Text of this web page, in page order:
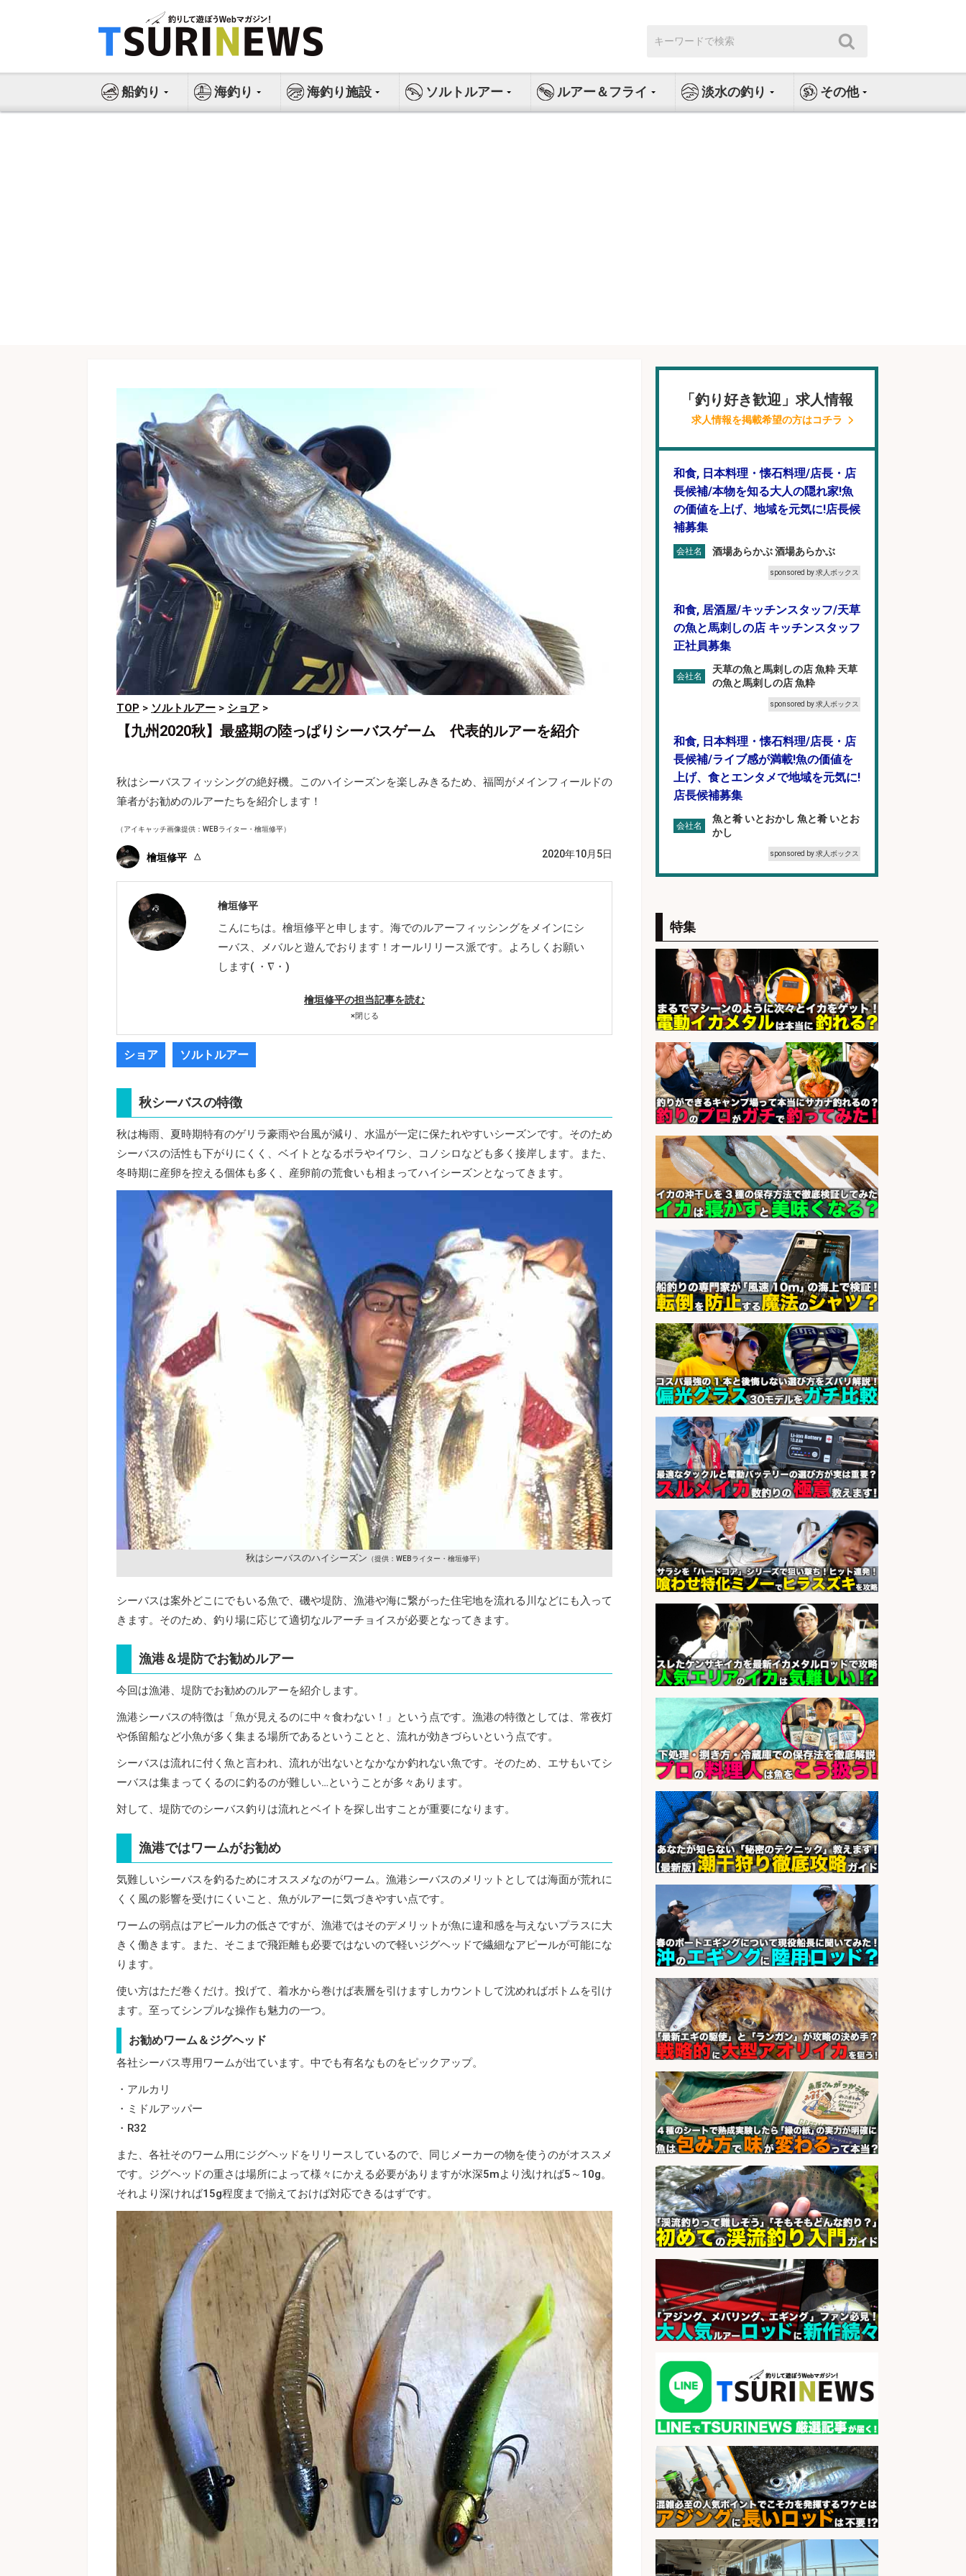
ス
索:
船釣り 海釣り 海釣り施設 ソルトルアー ルアー＆フライ 淡水の釣り その他
TOP > ソルトルアー > ショア >
【九州2020秋】最盛期の陸っぱりシーバスゲーム 代表的ルアーを紹介
秋はシーバスフィッシングの絶好機。このハイシーズンを楽しみきるため、福岡がメインフィールドの
筆者がお勧めのルアーたちを紹介します！
（アイキャッチ画像提供：WEBライター・檜垣修平）
檜垣修平 2020年10月5日
檜垣修平
こんにちは。檜垣修平と申します。海でのルアーフィッシングをメインにシ
ーバス、メバルと遊んでおります！オールリリース派です。よろしくお願い
します( ・∇・)
檜垣修平の担当記事を読む
×閉じる
ショア ソルトルアー
秋シーバスの特徴
秋は梅雨、夏時期特有のゲリラ豪雨や台風が減り、水温が一定に保たれやすいシーズンです。そのため
シーバスの活性も下がりにくく、ベイトとなるボラやイワシ、コノシロなども多く接岸します。また、
冬時期に産卵を控える個体も多く、産卵前の荒食いも相まってハイシーズンとなってきます。
秋はシーバスのハイシーズン （提供：WEBライター・檜垣修平）
シーバスは案外どこにでもいる魚で、磯や堤防、漁港や海に繋がった住宅地を流れる川などにも入って
きます。そのため、釣り場に応じて適切なルアーチョイスが必要となってきます。
漁港＆堤防でお勧めルアー
今回は漁港、堤防でお勧めのルアーを紹介します。
漁港シーバスの特徴は「魚が見えるのに中々食わない！」という点です。漁港の特徴としては、常夜灯
や係留船など小魚が多く集まる場所であるということと、流れが効きづらいという点です。
シーバスは流れに付く魚と言われ、流れが出ないとなかなか釣れない魚です。そのため、エサもいてシ
ーバスは集まってくるのに釣るのが難しい…ということが多々あります。
対して、堤防でのシーバス釣りは流れとベイトを探し出すことが重要になります。
漁港ではワームがお勧め
気難しいシーバスを釣るためにオススメなのがワーム。漁港シーバスのメリットとしては海面が荒れに
くく風の影響を受けにくいこと、魚がルアーに気づきやすい点です。
ワームの弱点はアピール力の低さですが、漁港ではそのデメリットが魚に違和感を与えないプラスに大
きく働きます。また、そこまで飛距離も必要ではないので軽いジグヘッドで繊細なアピールが可能にな
ります。
使い方はただ巻くだけ。投げて、着水から巻けば表層を引けますしカウントして沈めればボトムを引け
ます。至ってシンプルな操作も魅力の一つ。
お勧めワーム＆ジグヘッド
各社シーバス専用ワームが出ています。中でも有名なものをピックアップ。
・アルカリ
・ミドルアッパー
・R32
また、各社そのワーム用にジグヘッドをリリースしているので、同じメーカーの物を使うのがオススメ
です。ジグヘッドの重さは場所によって様々にかえる必要がありますが水深5mより浅ければ5～10g。
それより深ければ15g程度まで揃えておけば対応できるはずです。
「釣り好き歓迎」求人情報
求人情報を掲載希望の方はコチラ
和食, 日本料理・懐石料理/店長・店
長候補/本物を知る大人の隠れ家!魚
の価値を上げ、地域を元気に!店長候
補募集
会社名 酒場あらかぶ 酒場あらかぶ
sponsored by 求人ボックス
和食, 居酒屋/キッチンスタッフ/天草
の魚と馬刺しの店 キッチンスタッフ
正社員募集
会社名
天草の魚と馬刺しの店 魚粋 天草
の魚と馬刺しの店 魚粋
sponsored by 求人ボックス
和食, 日本料理・懐石料理/店長・店
長候補/ライブ感が満載!魚の価値を
上げ、食とエンタメで地域を元気に!
店長候補募集
会社名
魚と肴 いとおかし 魚と肴 いとお
かし
sponsored by 求人ボックス
勤務可/営業事務/軽作業
会社名 株式会社パソナ
sponsored by 求人ボックス
和食, 日本料理・懐石料理/店長・店
長候補/旬と手作りにこだわる!さか
なの価値を上げ、地域を元気に!店長
候補募集
会社名 博多 華吉 博多 華吉
sponsored by 求人ボックス
和食, 居酒屋/料理長・料理長候補/
「海なし県にうまい魚を」朝獲れ鮮
魚にこだわるお店
会社名 魚丸 炉端と日本酒 魚丸長浜店
フレンチ/キッチンスタッフ/魚金ク
オリティーを洋食でもお客様に提供!
フレンチ・イタリアンの専門職を募
会社名 びすとろ UOKIN 五反田店
sponsored by 求人ボックス
和食, 居酒屋/キッチンスタッフ/日本
酒と魚がメインの大衆酒場のキッチ
ンスタッフを募集
会社名 ゑびす ゑびす
sponsored by 求人ボックス
居酒屋/料理長・料理長候補/扱う魚
は鮮度抜群!大衆酒場で元気に働く料
理長候補を募集
会社名 アカマル屋鮮魚店 府中店
居酒屋/キッチンスタッフ/扱う魚は
鮮度抜群!大衆酒場で元気に働くキッ
チンスタッフを募集
会社名 アカマル屋鮮魚店 溝の口店
sponsored by 求人ボックス
さらに求人情報を見る
特集